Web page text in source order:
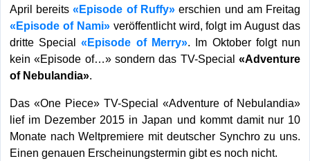
April bereits«Episode of Ruffy» erschien und am Freitag
«Episode of Nami»veröffentlicht wird, folgt im August das
dritte Special«Episode of Merry». Im Oktober folgt nun
kein «Episode of…» sondern das TV-Special«Adventure
of Nebulandia».
Das «One Piece» TV-Special «Adventure of Nebulandia»
lief im Dezember 2015 in Japan und kommt damit nur 10
Monate nach Weltpremiere mit deutscher Synchro zu uns.
Einen genauen Erscheinungstermin gibt es noch nicht.